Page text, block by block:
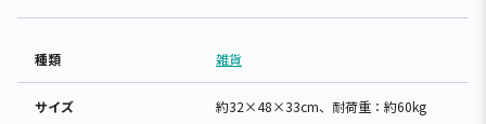
種類 雑貨
サイズ 約32×48×33cm、耐荷重：約60kg